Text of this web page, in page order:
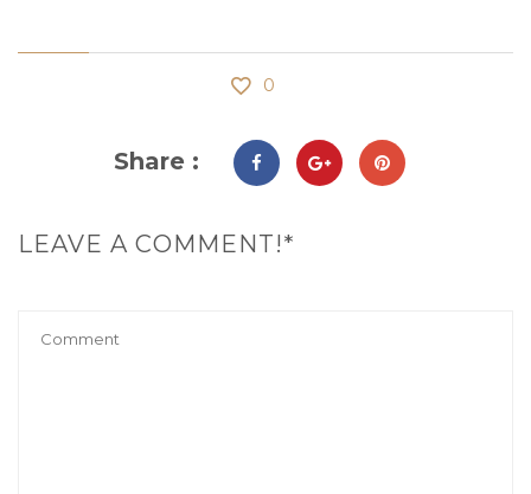
0
Share :
LEAVE A COMMENT!*